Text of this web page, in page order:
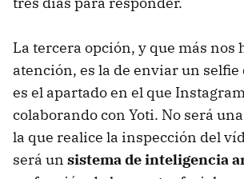
La tercera opción, y que más nos
atención, es la de enviar un selfie
es el apartado en el que
colaborando con Yoti. No será
la que realice la inspección del
será un sistema de inteligencia